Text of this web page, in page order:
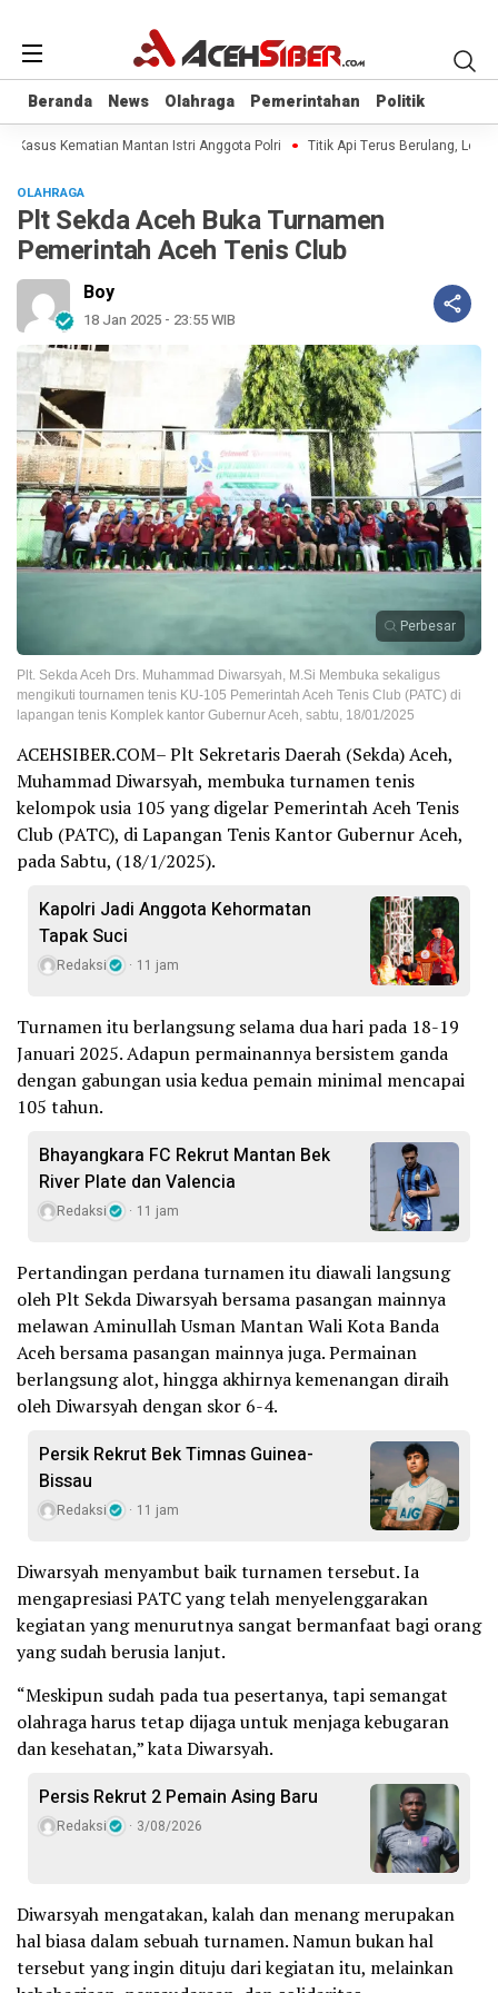
Beranda News Olahraga Pemerintahan Politik
Beranda News Olahraga Pemerintahan Politik
Kasus Kematian Mantan Istri Anggota Polri Titik Api Terus Berulang,
OLAHRAGA
Plt Sekda Aceh Buka Turnamen
Pemerintah Aceh Tenis Club
Boy
18 Jan 2025 - 23:55 WIB
Perbesar
Plt. Sekda Aceh Drs. Muhammad Diwarsyah, M.Si Membuka sekaligus
mengikuti tournamen tenis KU-105 Pemerintah Aceh Tenis Club (PATC) di
lapangan tenis Komplek kantor Gubernur Aceh, sabtu, 18/01/2025
ACEHSIBER.COM– Plt Sekretaris Daerah (Sekda) Aceh,
Muhammad Diwarsyah, membuka turnamen tenis
kelompok usia 105 yang digelar Pemerintah Aceh Tenis
Club (PATC), di Lapangan Tenis Kantor Gubernur Aceh,
pada Sabtu, (18/1/2025).
Kapolri Jadi Anggota Kehormatan
Tapak Suci
Redaksi 11 jam
Turnamen itu berlangsung selama dua hari pada 18-19
Januari 2025. Adapun permainannya bersistem ganda
dengan gabungan usia kedua pemain minimal mencapai
105 tahun.
Bhayangkara FC Rekrut Mantan Bek
River Plate dan Valencia
Redaksi 11 jam
Pertandingan perdana turnamen itu diawali langsung
oleh Plt Sekda Diwarsyah bersama pasangan mainnya
melawan Aminullah Usman Mantan Wali Kota Banda
Aceh bersama pasangan mainnya juga. Permainan
berlangsung alot, hingga akhirnya kemenangan diraih
oleh Diwarsyah dengan skor 6-4.
Persik Rekrut Bek Timnas Guinea-
Bissau
Redaksi 11 jam
Diwarsyah menyambut baik turnamen tersebut. Ia
mengapresiasi PATC yang telah menyelenggarakan
kegiatan yang menurutnya sangat bermanfaat bagi orang
yang sudah berusia lanjut.
“Meskipun sudah pada tua pesertanya, tapi semangat
olahraga harus tetap dijaga untuk menjaga kebugaran
dan kesehatan,” kata Diwarsyah.
Persis Rekrut 2 Pemain Asing Baru
Redaksi 3/08/2026
Diwarsyah mengatakan, kalah dan menang merupakan
hal biasa dalam sebuah turnamen. Namun bukan hal
tersebut yang ingin dituju dari kegiatan itu, melainkan